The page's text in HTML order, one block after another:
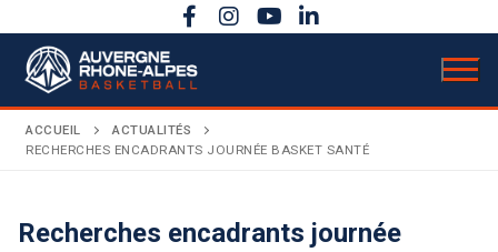
au
contenu
ACCUEIL
ACTUALITÉS
RECHERCHES ENCADRANTS JOURNÉE BASKET SANTÉ
Recherches encadrants journée